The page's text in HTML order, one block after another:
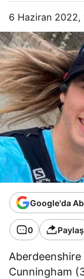
6 Haziran 2022,
Google'da
0 Paylaş
Cunningham